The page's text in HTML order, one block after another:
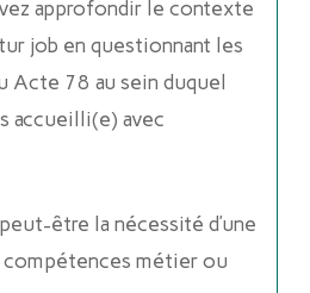
approfondir le contexte
job en questionnant les
Acte 78 au sein duquel
accueilli(e) avec
être la nécessité d’une
compétences métier ou